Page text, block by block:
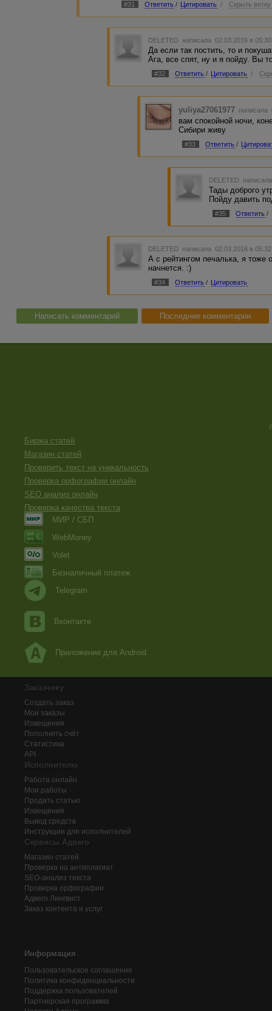
#31 Ответить / Цитировать / Скрыть ветку
DELETED написала 02.03.2016 в
Да если так постить, то и
Ага, все спят, ну и я пойду. Вы
#32 Ответить / Цитировать /
yuliya27061977 написала
вам спокойной ночи,
Сибири живу
#33 Ответить /
DELETED
Тады доброго
Пойду давить
#35 Ответить /
DELETED написала 02.03.2016 в
А с рейтингом печалька, я тоже
начнется. :)
#34 Ответить / Цитировать
Написать комментарий Последние комментарии
Биржа статей
Магазин статей
Проверить текст на уникальность
Проверка орфографии онлайн
SEO анализ онлайн
Проверка качества текста
МИР / СБП
WebMoney
Volet
Безналичный платеж
Telegram
Вконтакте
Приложение для Android
Заказчику
Создать заказ
Мои заказы
Извещения
Пополнить счёт
Статистика
API
Исполнителю
Работа онлайн
Мои работы
Продать статью
Извещения
Вывод средств
Инструкции для исполнителей
Сервисы Адвего
Магазин статей
Проверка на антиплагиат
SEO-анализ текста
Проверка орфографии
Адвего Лингвист
Заказ контента и услуг
Информация
Пользовательское соглашение
Политика конфиденциальности
Поддержка пользователей
Партнерская программа